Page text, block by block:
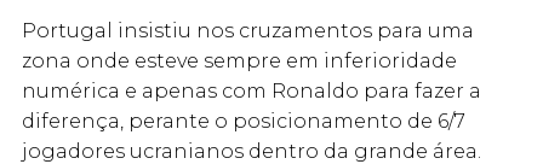
Portugal insistiu nos cruzamentos para uma
zona onde esteve sempre em inferioridade
numérica e apenas com Ronaldo para fazer a
diferença, perante o posicionamento de 6/7
jogadores ucranianos dentro da grande área.